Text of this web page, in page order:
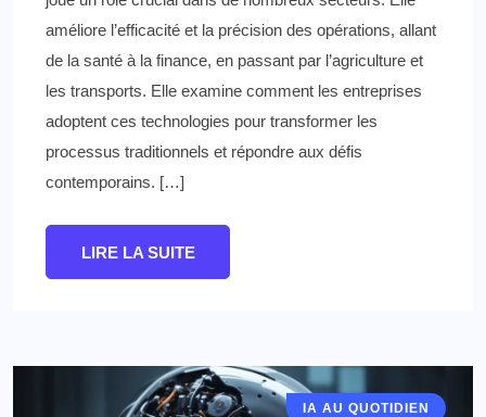
améliore l’efficacité et la précision des opérations, allant
de la santé à la finance, en passant par l’agriculture et
les transports. Elle examine comment les entreprises
adoptent ces technologies pour transformer les
processus traditionnels et répondre aux défis
contemporains. […]
LIRE LA SUITE
IA AU QUOTIDIEN